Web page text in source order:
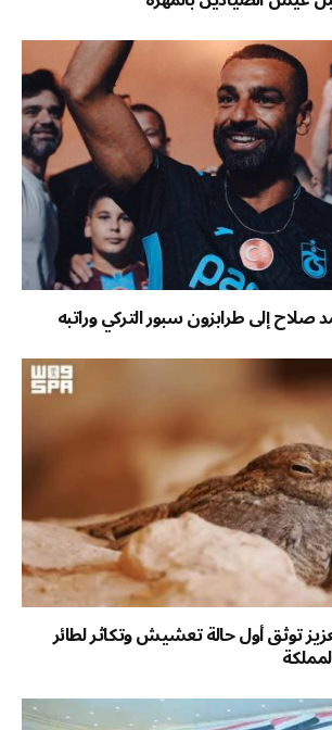
إلى طرابزون سبور التركي وراتبه
توثق أول حالة تعشيش وتكاثر لطائر